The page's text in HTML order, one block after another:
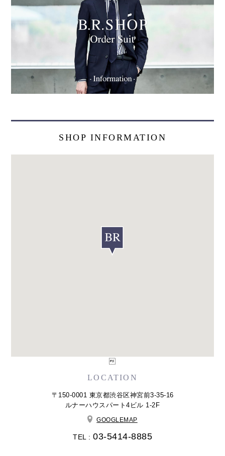
SHOP INFORMATION
LOCATION
〒150-0001 東京都渋谷区神宮前3-35-16
ルナーハウスパート4ビル 1-2F
GOOGLEMAP
TEL : 03-5414-8885